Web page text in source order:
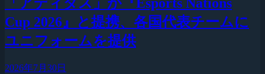
Cup 2026』と提携、各国代表チームに
ユニフォームを提供
2026年7月30日